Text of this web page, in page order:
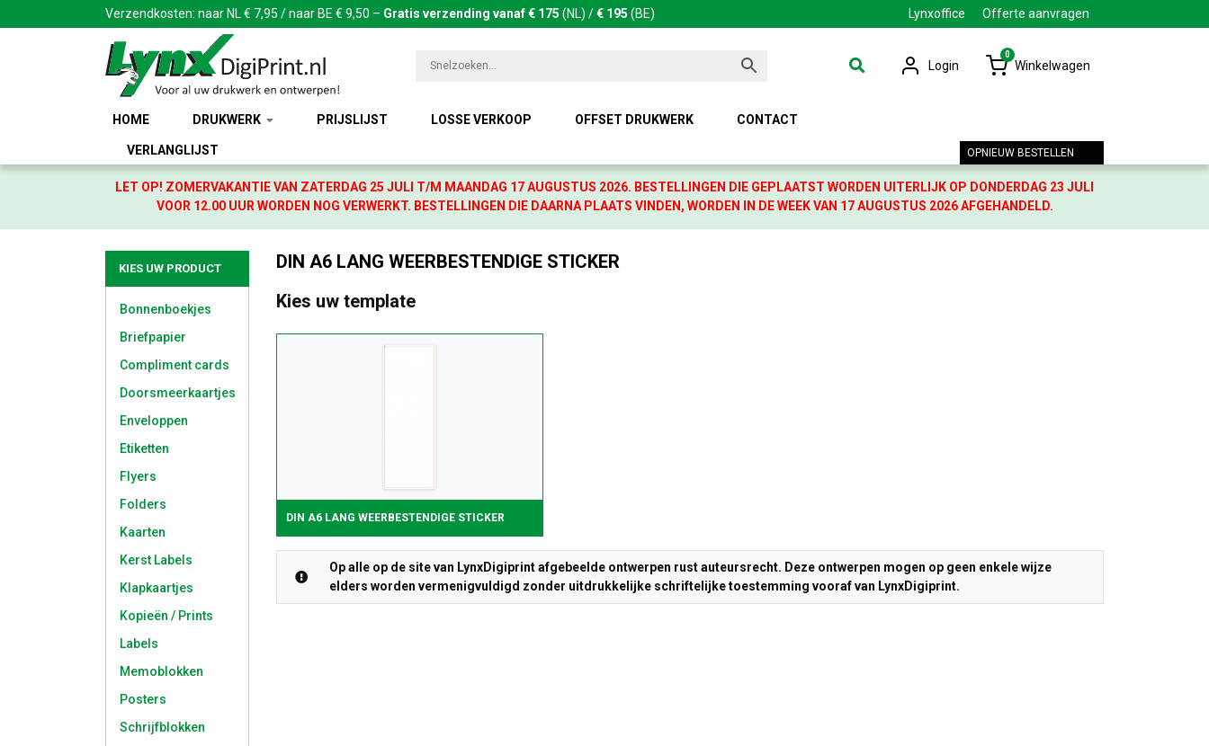
Verzendkosten: naar NL € 7,95 / naar BE € 9,50 – Gratis verzending vanaf € 175 (NL) /€ 195 (BE) Lynxoffice Offerte aanvragen
Login
0
Winkelwagen
HOME DRUKWERK PRIJSLIJST LOSSE VERKOOP OFFSET DRUKWERK CONTACT
VERLANGLIJST OPNIEUW BESTELLEN
LET OP! ZOMERVAKANTIE VAN ZATERDAG 25 JULI T/M MAANDAG 17 AUGUSTUS 2026. BESTELLINGEN DIE GEPLAATST WORDEN UITERLIJK OP DONDERDAG 23 JULI
VOOR 12.00 UUR WORDEN NOG VERWERKT. BESTELLINGEN DIE DAARNA PLAATS VINDEN, WORDEN IN DE WEEK VAN 17 AUGUSTUS 2026 AFGEHANDELD.
KIES UW PRODUCT
Bonnenboekjes
Briefpapier
Compliment cards
Doorsmeerkaartjes
Enveloppen
Etiketten
Flyers
Folders
Kaarten
Kerst Labels
Klapkaartjes
Kopieën / Prints
Labels
Memoblokken
Posters
Schrijfblokken
DIN A6 LANG WEERBESTENDIGE STICKER
Kies uw template
DIN A6 LANG WEERBESTENDIGE STICKER
Op alle op de site van LynxDigiprint afgebeelde ontwerpen rust auteursrecht. Deze ontwerpen mogen op geen enkele wijze
elders worden vermenigvuldigd zonder uitdrukkelijke schriftelijke toestemming vooraf van LynxDigiprint.